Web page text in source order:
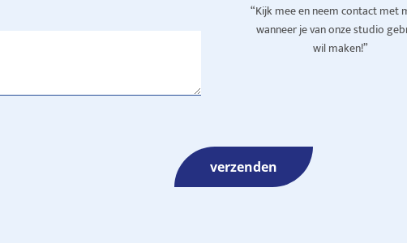
verzenden
“Kijk mee en neem contact met
wanneer je van onze studio
wil maken!”